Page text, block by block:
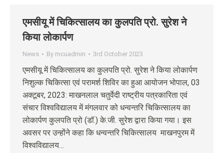
एमसीयू में चिकित्सालय का कुलपति प्रो. सुरेश ने
किया लोकार्पण
News By mcuadmin 3rd October 2023
एमसीयू में चिकित्सालय का कुलपति प्रो. सुरेश ने किया लोकार्पण
निशुल्क चिकित्सा एवं परामर्श शिविर का हुआ आयोजन भोपाल, 03
अक्‍टूबर, 2023: माखनलाल चतुर्वेदी राष्ट्रीय पत्रकारिता एवं
संचार विश्वविद्यालय में मंगलवार को धन्वन्तरि चिकित्सालय का
लोकार्पण कुलपति प्रो (डॉ.) के.जी. सुरेश द्वारा किया गया। इस
अवसर पर उन्होंने कहा कि धन्वन्तरि चिकित्सालय माखनपुरम में
विश्वविद्यालय…